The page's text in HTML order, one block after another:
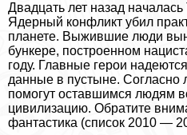
Двадцать лет назад
Ядерный конфликт убил
планете. Выжившие люди
бункере, построенном
году. Главные герои
данные в пустыне. Согласно
помогут оставшимся людям
цивилизацию. Обратите
фантастика (список 2010 —